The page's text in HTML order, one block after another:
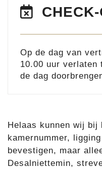
Op de dag van
10.00 uur verlaten
de dag
Helaas kunnen wij bij
kamernummer,
bevestigen, maar
Desalniettemin,